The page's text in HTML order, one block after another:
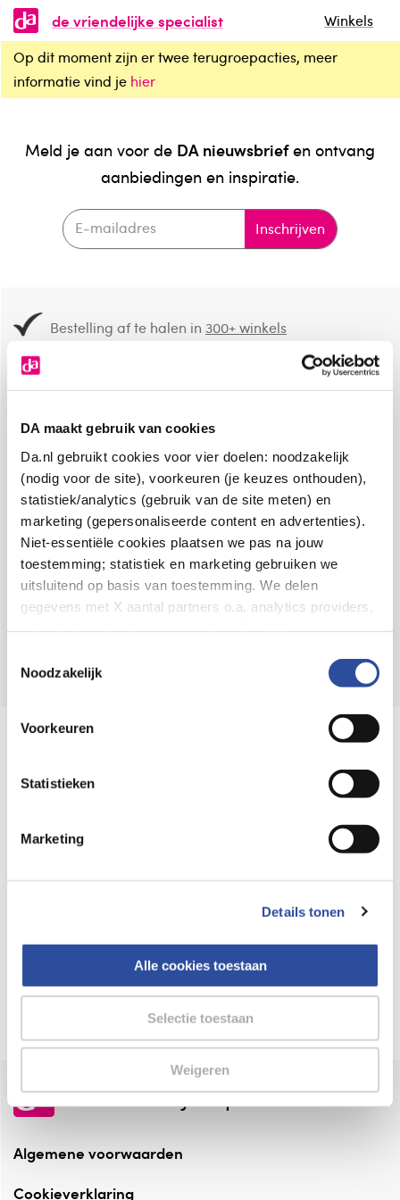
DA maakt gebruik van cookies
Da.nl gebruikt cookies voor vier doelen: noodzakelijk
(nodig voor de site), voorkeuren (je keuzes onthouden),
statistiek/analytics (gebruik van de site meten) en
marketing (gepersonaliseerde content en advertenties).
Niet-essentiële cookies plaatsen we pas na jouw
toestemming; statistiek en marketing gebruiken we
uitsluitend op basis van toestemming. We delen
gegevens met X aantal partners o.a. analytics providers,
en de bewaartermijnen per categorie. Je kunt je keuze op
gegevensverwerking staat in de
Privacyverklaring
Noodzakelijk
Voorkeuren
Statistieken
Marketing
Details tonen
Alle cookies toestaan
Selectie toestaan
Weigeren
de vriendelijke specialist
Winkels
Op dit moment zijn er twee terugroepacties, meer
informatie vind je hier
Meld je aan voor de DA nieuwsbriefen ontvang
aanbiedingen en inspiratie.
Inschrijven
Bestelling af te halen in300+ winkels
8.6 uit4.106 reviews
Over DA
Klantenservice
Assortiment
VolgDAop:
Online aanbieder medicijnen
webshop mag verkopen.
⁠Verantwoorde zorg, ⁠ook online.
Altijd onze folder bij de hand
Check onze folders ⁠bij AlleFolders.
de vriendelijke specialist
Algemene voorwaarden
Cookieverklaring